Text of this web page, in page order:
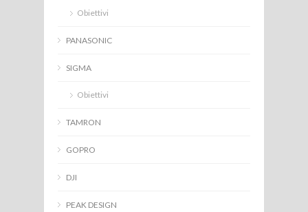
Obiettivi
PANASONIC
SIGMA
Obiettivi
TAMRON
GOPRO
DJI
PEAK DESIGN